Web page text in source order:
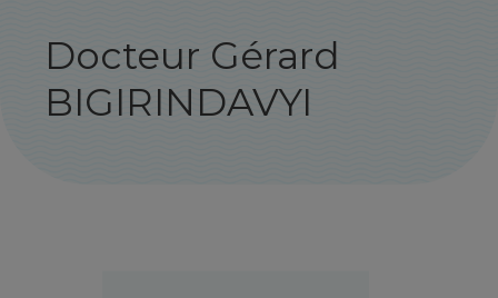
Docteur Gérard
BIGIRINDAVYI